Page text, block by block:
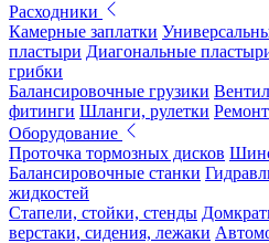
Расходники
Камерные заплатки
пластыри Диагональные
грибки
Балансировочные грузики
фитинги Шланги, рулетки
Оборудование
Проточка тормозных дисков
Балансировочные станки
жидкостей
Стапели, стойки, стенды
верстаки, сидения, лежаки